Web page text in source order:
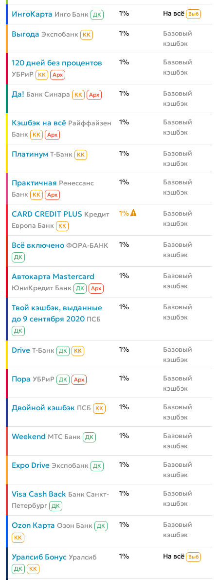
ИнгоКарта Инго Банк ДК 1% На всё Выб
Выгода Экспобанк КК 1%
Базовый
кэшбэк
120 дней без процентов
УБРиР КК Aрх
1%
Базовый
кэшбэк
Да! Банк Синара КК Aрх 1%
Базовый
кэшбэк
Кэшбэк на всё Райффайзен
Банк
КК Aрх
1%
Базовый
кэшбэк
Платинум Т-Банк КК 1%
Базовый
кэшбэк
Практичная Ренессанс
Банк
КК Aрх
1%
Базовый
кэшбэк
CARD CREDIT PLUS Кредит
Европа Банк
КК
1%
Базовый
кэшбэк
Всё включено ФОРА-БАНК
ДК
1%
Базовый
кэшбэк
Автокарта Mastercard
ЮниКредит Банк ДК Aрх
1%
Базовый
кэшбэк
Твой кэшбэк, выданные
до 9 сентября 2020 ПСБ
ДК
1%
Базовый
кэшбэк
Drive Т-Банк ДК КК 1%
Базовый
кэшбэк
Пора УБРиР ДК Aрх 1%
Базовый
кэшбэк
Двойной кэшбэк ПСБ КК 1%
Базовый
кэшбэк
Weekend МТС Банк ДК 1%
Базовый
кэшбэк
Expo Drive Экспобанк ДК 1%
Базовый
кэшбэк
Visa Cash Back Банк Санкт-
Петербург
ДК
1%
Базовый
кэшбэк
Ozon Карта Озон Банк
ДК
КК
1%
Базовый
кэшбэк
Уралсиб Бонус Уралсиб
ДК КК
1% На всё Выб